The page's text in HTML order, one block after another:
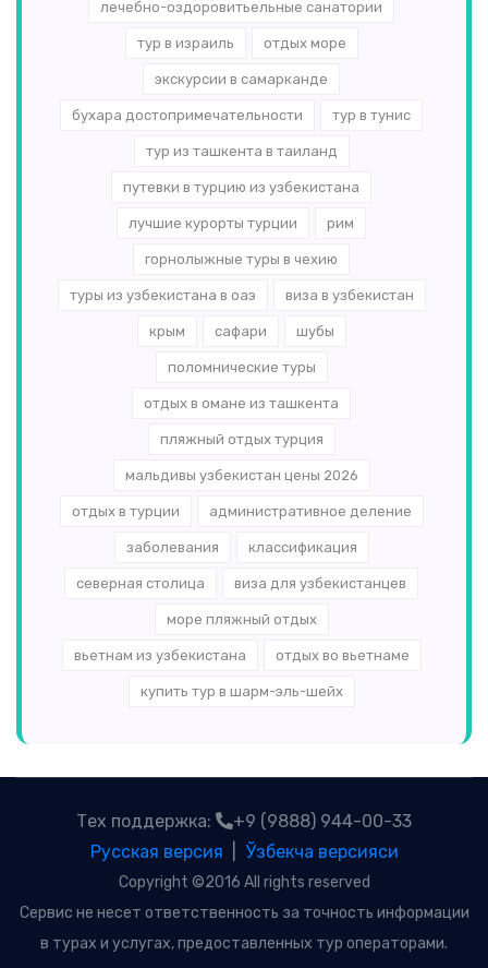
лечебно-оздоровитьельные санатории
тур в израиль отдых море
экскурсии в самарканде
бухара достопримечательности тур в тунис
тур из ташкента в таиланд
путевки в турцию из узбекистана
лучшие курорты турции рим
горнолыжные туры в чехию
туры из узбекистана в оаэ виза в узбекистан
крым сафари шубы
поломнические туры
отдых в омане из ташкента
пляжный отдых турция
мальдивы узбекистан цены 2026
отдых в турции административное деление
заболевания классификация
северная столица виза для узбекистанцев
море пляжный отдых
вьетнам из узбекистана отдых во вьетнаме
купить тур в шарм-эль-шейх
Тех поддержка:
+9 (9888) 944-00-33
Русская версия
Ўзбекча версияси
Copyright ©2016 All rights reserved
Сервис не несет ответственность за точность информации
в турах и услугах, предоставленных тур операторами.